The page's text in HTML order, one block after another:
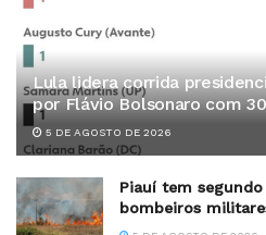
Lula lidera corrida
por Flávio Bolsonaro com
5 DE AGOSTO DE 2026
Piauí tem
bombeiros